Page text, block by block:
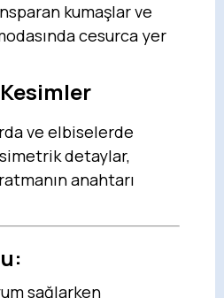
kumaşlar ve
cesurca yer
ve elbiselerde
detaylar,
anahtarı
sağlarken